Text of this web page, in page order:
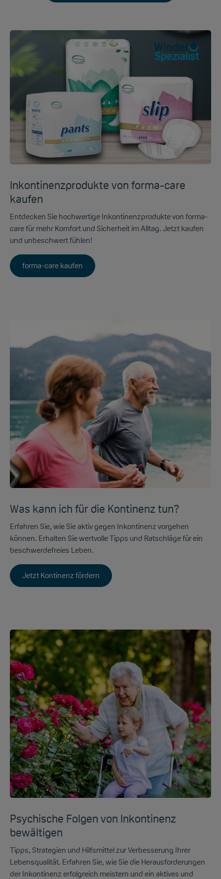
Inkontinenzprodukte von forma-care
kaufen
Entdecken Sie hochwertige Inkontinenzprodukte von forma-
care für mehr Komfort und Sicherheit im Alltag. Jetzt kaufen
und unbeschwert fühlen!
forma-care kaufen
Was kann ich für die Kontinenz tun?
Erfahren Sie, wie Sie aktiv gegen Inkontinenz vorgehen
können. Erhalten Sie wertvolle Tipps und Ratschläge für ein
beschwerdefreies Leben.
Jetzt Kontinenz fördern
Psychische Folgen von Inkontinenz
bewältigen
Tipps, Strategien und Hilfsmittel zur Verbesserung Ihrer
Lebensqualität. Erfahren Sie, wie Sie die Herausforderungen
der Inkontinenz erfolgreich meistern und ein aktives und